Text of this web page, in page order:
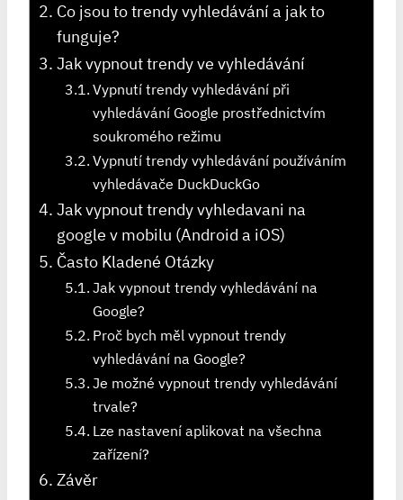
Co jsou to trendy vyhledávání a jak to
funguje?
Jak vypnout trendy ve vyhledávání
Vypnutí trendy vyhledávání při
vyhledávání Google prostřednictvím
soukromého režimu
Vypnutí trendy vyhledávání používáním
vyhledávače DuckDuckGo
Jak vypnout trendy vyhledavani na
google v mobilu (Android a iOS)
Často Kladené Otázky
Jak vypnout trendy vyhledávání na
Google?
Proč bych měl vypnout trendy
vyhledávání na Google?
Je možné vypnout trendy vyhledávání
trvale?
Lze nastavení aplikovat na všechna
zařízení?
Závěr